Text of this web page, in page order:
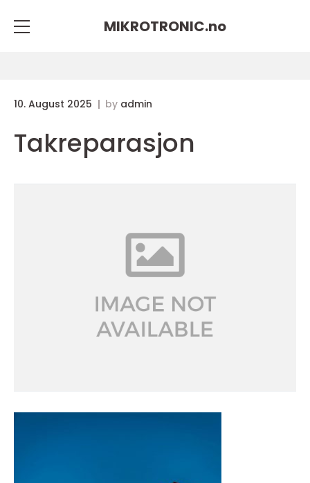
MIKROTRONIC.no
10. August 2025 by admin
Takreparasjon